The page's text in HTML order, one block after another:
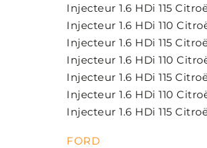
Injecteur 1.6 HDi 115
Injecteur 1.6 HDi 110
Injecteur 1.6 HDi 115
Injecteur 1.6 HDi 110
Injecteur 1.6 HDi 115
Injecteur 1.6 HDi 110
Injecteur 1.6 HDi 115
FORD